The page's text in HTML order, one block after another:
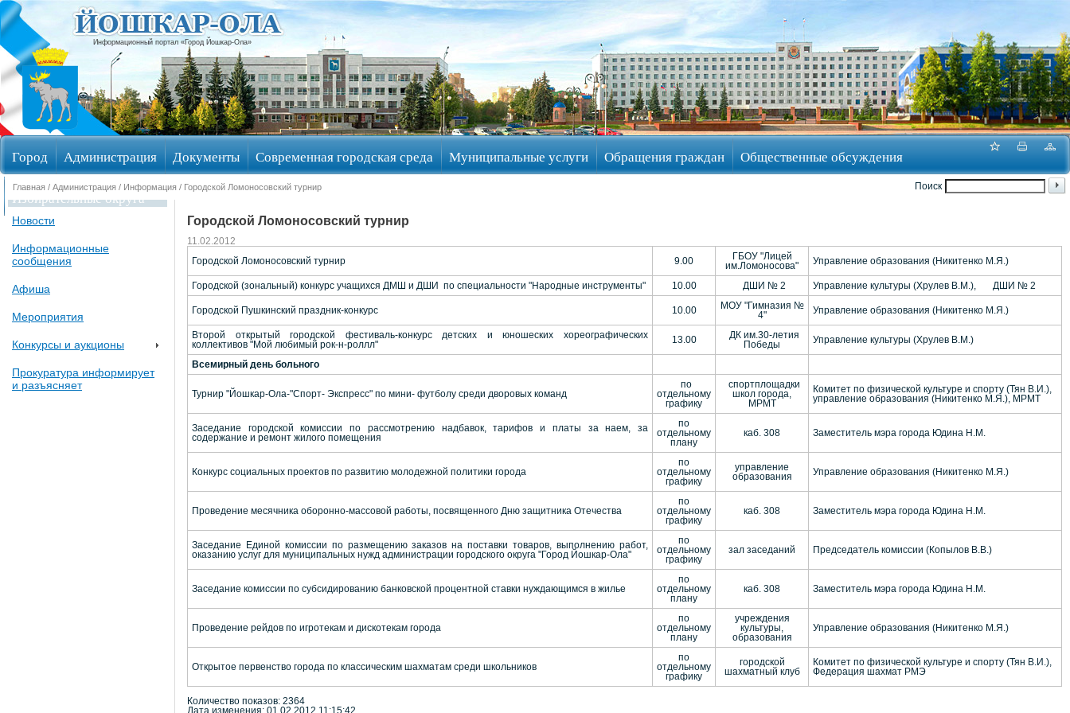
Информационный портал «Город Йошкар-Ола»
Город Администрация Документы Современная городская среда Муниципальные услуги Обращения граждан Общественные обсуждения
Избирательные округа
Поиск
Главная / Администрация / Информация / Городской Ломоносовский турнир
Новости
Информационные
сообщения
Афиша
Мероприятия
Конкурсы и аукционы
Прокуратура информирует
и разъясняет
Городской Ломоносовский турнир
11.02.2012
Городской Ломоносовский турнир 9.00
ГБОУ "Лицей
им.Ломоносова"
Управление образования (Никитенко М.Я.)
Городской (зональный) конкурс учащихся ДМШ и ДШИ по специальности "Народные инструменты" 10.00 ДШИ № 2 Управление культуры (Хрулев В.М.), ДШИ № 2
Городской Пушкинский праздник-конкурс 10.00
МОУ "Гимназия №
4"
Управление образования (Никитенко М.Я.)
Второй открытый городской фестиваль-конкурс детских и юношеских хореографических
коллективов "Мой любимый рок-н-роллл"
13.00
ДК им.30-летия
Победы
Управление культуры (Хрулев В.М.)
Всемирный день больного
Турнир "Йошкар-Ола-"Спорт- Экспресс" по мини- футболу среди дворовых команд
по
отдельному
графику
спортплощадки
школ города,
МРМТ
Комитет по физической культуре и спорту (Тян В.И.),
управление образования (Никитенко М.Я.), МРМТ
Заседание городской комиссии по рассмотрению надбавок, тарифов и платы за наем, за
содержание и ремонт жилого помещения
по
отдельному
плану
каб. 308 Заместитель мэра города Юдина Н.М.
Конкурс социальных проектов по развитию молодежной политики города
по
отдельному
графику
управление
образования
Управление образования (Никитенко М.Я.)
Проведение месячника оборонно-массовой работы, посвященного Дню защитника Отечества
по
отдельному
графику
каб. 308 Заместитель мэра города Юдина Н.М.
Заседание Единой комиссии по размещению заказов на поставки товаров, выполнению работ,
оказанию услуг для муниципальных нужд администрации городского округа "Город Йошкар-Ола"
по
отдельному
графику
зал заседаний Председатель комиссии (Копылов В.В.)
Заседание комиссии по субсидированию банковской процентной ставки нуждающимся в жилье
по
отдельному
плану
каб. 308 Заместитель мэра города Юдина Н.М.
Проведение рейдов по игротекам и дискотекам города
по
отдельному
плану
учреждения
культуры,
образования
Управление образования (Никитенко М.Я.)
Открытое первенство города по классическим шахматам среди школьников
по
отдельному
графику
городской
шахматный клуб
Комитет по физической культуре и спорту (Тян В.И.),
Федерация шахмат РМЭ
Количество показов: 2364
Дата изменения: 01.02.2012 11:15:42